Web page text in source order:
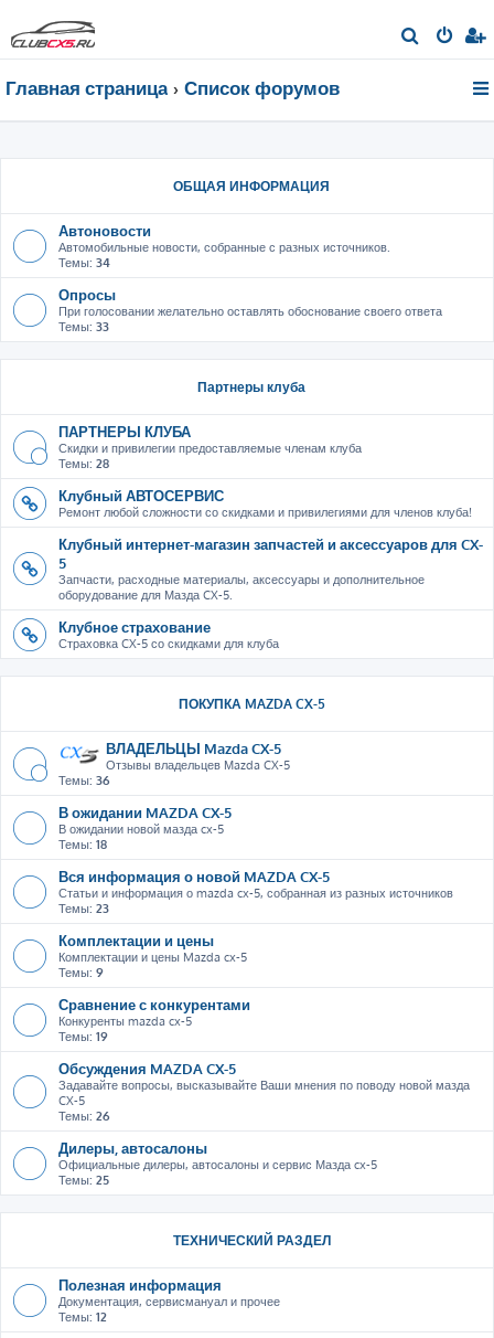
о
Главная страница Список форумов
ОБЩАЯ ИНФОРМАЦИЯ
Автоновости
Автомобильные новости, собранные с разных источников.
Темы: 34
Опросы
При голосовании желательно оставлять обоснование своего ответа
Темы: 33
Партнеры клуба
ПАРТНЕРЫ КЛУБА
Скидки и привилегии предоставляемые членам клуба
Темы: 28
Клубный АВТОСЕРВИС
Ремонт любой сложности со скидками и привилегиями для членов клуба!
Клубный интернет-магазин запчастей и аксессуаров для CX-
5
Запчасти, расходные материалы, аксессуары и дополнительное
оборудование для Мазда CX-5.
Клубное страхование
Страховка CX-5 со скидками для клуба
ПОКУПКА MAZDA CX-5
ВЛАДЕЛЬЦЫ Mazda CX-5
Отзывы владельцев Мazda CX-5
Темы: 36
В ожидании MAZDA CX-5
В ожидании новой мазда cx-5
Темы: 18
Вся информация о новой MAZDA CX-5
Статьи и информация о mazda cx-5, собранная из разных источников
Темы: 23
Комплектации и цены
Комплектации и цены Mazda cx-5
Темы: 9
Сравнение с конкурентами
Конкуренты mazda cx-5
Темы: 19
Обсуждения MAZDA CX-5
Задавайте вопросы, высказывайте Ваши мнения по поводу новой мазда
CX-5
Темы: 26
Дилеры, автосалоны
Официальные дилеры, автосалоны и сервис Мазда cx-5
Темы: 25
ТЕХНИЧЕСКИЙ РАЗДЕЛ
Полезная информация
Документация, сервисмануал и прочее
Темы: 12